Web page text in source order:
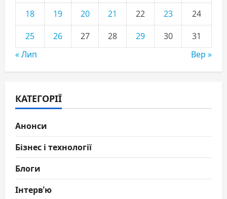
18 19 20 21 22 23
24
25
26 27 28 29 30
31
« Лип
Вер »
КАТЕГОРІЇ
Анонси
Бізнес і технології
Блоги
Інтерв'ю